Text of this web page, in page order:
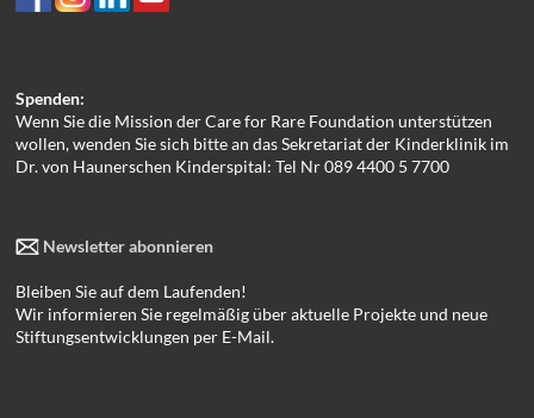
Spenden:
Wenn Sie die Mission der Care for Rare Foundation unterstützen
wollen, wenden Sie sich bitte an das Sekretariat der Kinderklinik im
Dr. von Haunerschen Kinderspital: Tel Nr 089 4400 5 7700
Newsletter abonnieren
Bleiben Sie auf dem Laufenden!
Wir informieren Sie regelmäßig über aktuelle Projekte und neue
Stiftungsentwicklungen per E-Mail.